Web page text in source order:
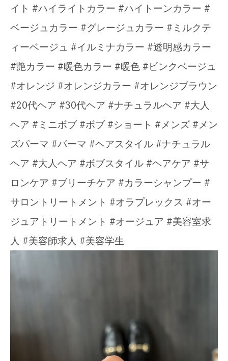
イト #ハイライトカラー #ハイトーンカラー #
ベージュカラー #グレージュカラー #ミルクテ
ィーベージュ #イルミナカラー #透明感カラー
#艶カラー #暖色カラー #暖色 #ピンクベージュ
#オレンジ #オレンジカラー #オレンジブラウン
#20代ヘア #30代ヘア #ナチュラルヘア #大人
ヘア #ミニボブ #ボブ #ショート #メンズ #メン
ズパーマ #パーマ #ヘアスタイル #ナチュラル
ヘア #大人ヘア #ボブスタイル #ヘアケア #サ
ロンケア #ブリーチケア #カラーシャンプー #
サロントリートメント #オラプレックス #オー
ジュアトリートメント #オージュア #美容室求
人 #美容師求人 #美容学生